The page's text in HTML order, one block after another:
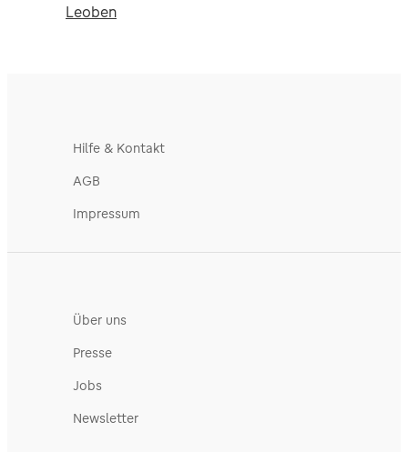
Leoben
Hilfe & Kontakt
AGB
Impressum
Über uns
Presse
Jobs
Newsletter